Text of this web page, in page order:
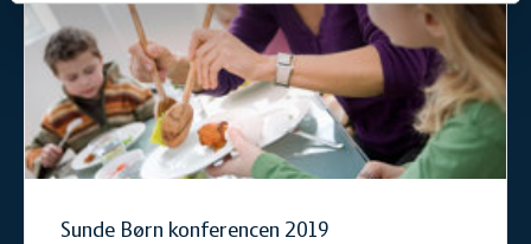
Sunde Børn konferencen 2019